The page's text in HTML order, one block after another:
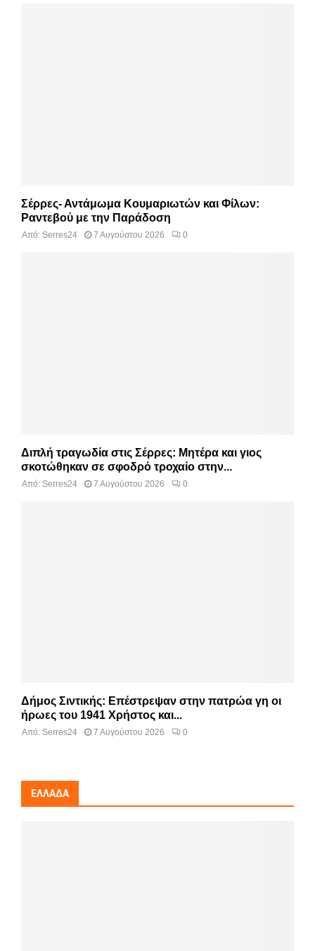
Σέρρες- Αντάμωμα Κουμαριωτών και Φίλων:
Ραντεβού με την Παράδοση
Από: Serres24 7 Αυγούστου 2026 0
Διπλή τραγωδία στις Σέρρες: Μητέρα και γιος
σκοτώθηκαν σε σφοδρό τροχαίο στην...
Από: Serres24 7 Αυγούστου 2026 0
Δήμος Σιντικής: Επέστρεψαν στην πατρώα γη οι
ήρωες του 1941 Χρήστος και...
Από: Serres24 7 Αυγούστου 2026 0
ΕΛΛΆΔΑ